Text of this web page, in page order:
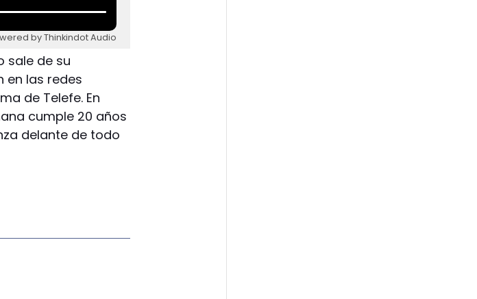
by Thinkindot Audio
sale de su
en las redes
de Telefe. En
cumple 20 años
delante de todo